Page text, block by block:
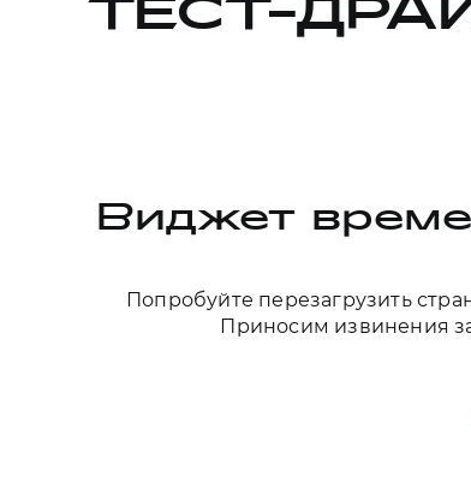
ТЕСТ-
Виджет
Попробуйте перезагрузить
Приносим извинения